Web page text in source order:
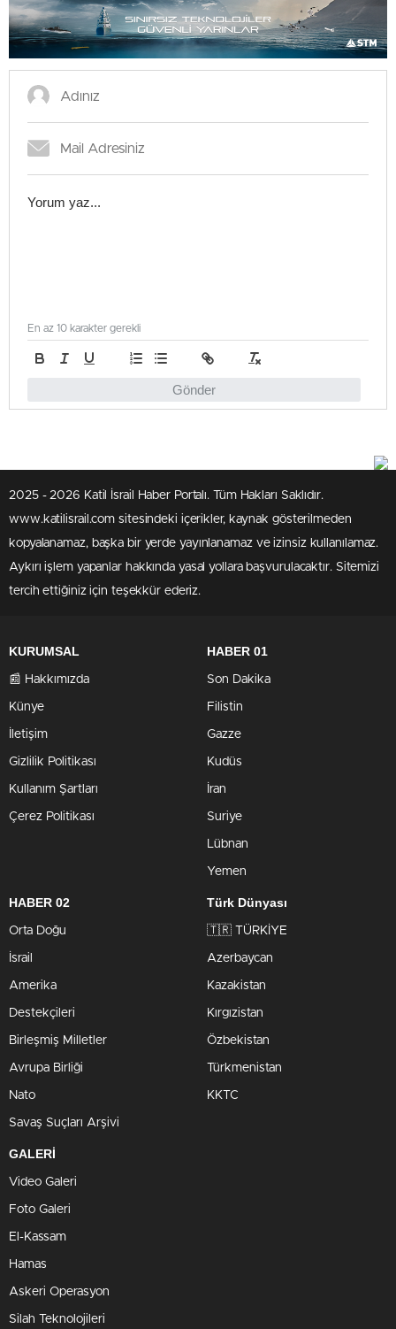
Gönder
En az 10 karakter gerekli
2025 - 2026 Katil İsrail Haber Portalı. Tüm Hakları Saklıdır.
www.katilisrail.com sitesindeki içerikler, kaynak gösterilmeden
kopyalanamaz, başka bir yerde yayınlanamaz ve izinsiz kullanılamaz.
Aykırı işlem yapanlar hakkında yasal yollara başvurulacaktır. Sitemizi
tercih ettiğiniz için teşekkür ederiz.
KURUMSAL
📰 Hakkımızda
Künye
İletişim
Gizlilik Politikası
Kullanım Şartları
Çerez Politikası
HABER 01
Son Dakika
Filistin
Gazze
Kudüs
İran
Suriye
Lübnan
Yemen
HABER 02
Orta Doğu
İsrail
Amerika
Destekçileri
Birleşmiş Milletler
Avrupa Birliği
Nato
Savaş Suçları Arşivi
Türk Dünyası
🇹🇷 TÜRKİYE
Azerbaycan
Kazakistan
Kırgızistan
Özbekistan
Türkmenistan
KKTC
GALERİ
Video Galeri
Foto Galeri
El-Kassam
Hamas
Askeri Operasyon
Silah Teknolojileri